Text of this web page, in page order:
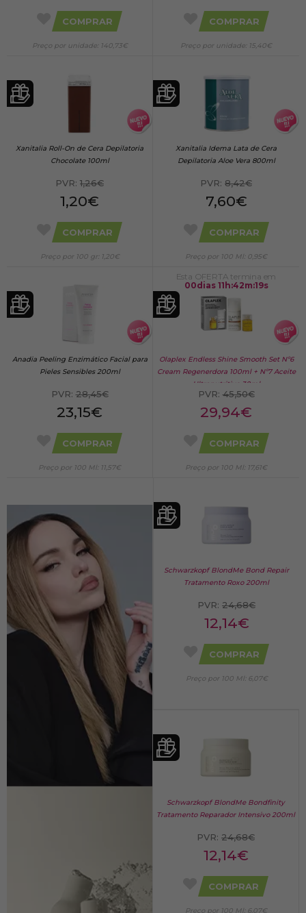
COMPRAR
Preço por unidade: 140,73€
COMPRAR
Preço por unidade: 15,40€
Xanitalia Roll-On de Cera Depilatoria
Chocolate 100ml
PVR: 1,26€
1,20€
COMPRAR
Preço por 100 gr: 1,20€
Xanitalia Idema Lata de Cera
Depilatoria Aloe Vera 800ml
PVR: 8,42€
7,60€
COMPRAR
Preço por 100 Ml: 0,95€
Anadia Peeling Enzimático Facial para
Pieles Sensibles 200ml
PVR:28,45€
23,15€
COMPRAR
Preço por 100 Ml: 11,57€
Esta OFERTA termina em
00dias 11 h:42m:18s
Olaplex Endless Shine Smooth Set Nº6
Cream Regenerdora 100ml + Nº7 Aceite
Ultranutritivo 30ml
PVR:45,50€
29,94€
COMPRAR
Preço por 100 Ml: 17,61€
Schwarzkopf BlondMe Bond Repair
Tratamento Roxo 200ml
PVR: 24,68€
12,14€
COMPRAR
Preço por 100 Ml: 6,07€
Schwarzkopf BlondMe Bondfinity
Tratamento Reparador Intensivo 200ml
PVR: 24,68€
12,14€
COMPRAR
Preço por 100 Ml: 6,07€